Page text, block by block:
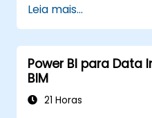
dados e obter
Aprender as
otimizar o
Leia mais...
Power BI para Data
BIM
21 Horas